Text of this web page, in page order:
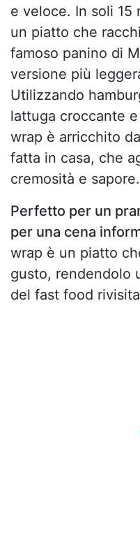
e veloce. In soli 15
un piatto che
famoso panino di
versione più
Utilizzando
lattuga croccante
wrap è arricchito
fatta in casa, che
cremosità e sapore.
Perfetto per un
per una cena
wrap è un piatto
gusto, rendendolo
del fast food